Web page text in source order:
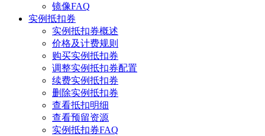
镜像FAQ
实例抵扣券
实例抵扣券概述
价格及计费规则
购买实例抵扣券
调整实例抵扣券配置
续费实例抵扣券
删除实例抵扣券
查看抵扣明细
查看预留资源
实例抵扣券FAQ